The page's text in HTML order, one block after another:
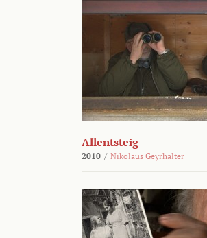
Allentsteig
2010 / Nikolaus Geyrhalter